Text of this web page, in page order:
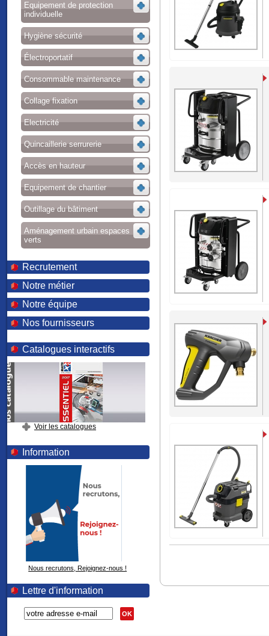
Equipement de protection
individuelle
Hygiène sécurité
Électroportatif
Consommable maintenance
Collage fixation
Electricité
Quincaillerie serrurerie
Accès en hauteur
Equipement de chantier
Outillage du bâtiment
Aménagement urbain espaces
verts
Recrutement
Notre métier
Notre équipe
Nos fournisseurs
Catalogues interactifs
Voir les catalogues
Information
Nous recrutons, Rejoignez-nous !
Lettre d'information
OK